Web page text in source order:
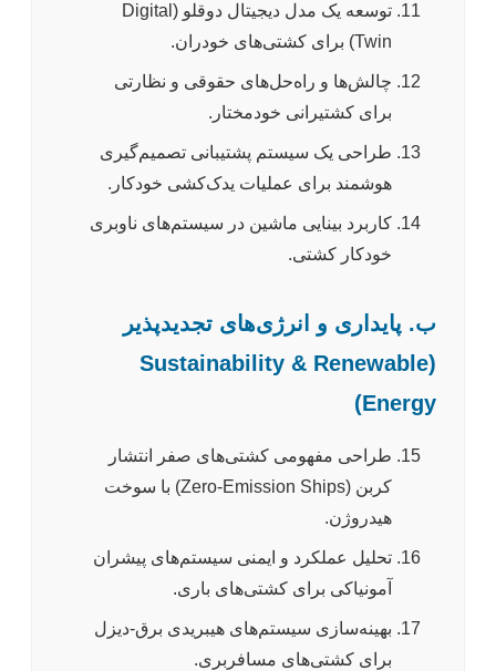
توسعه یک مدل دیجیتال دوقلو (Digital
Twin) برای کشتی‌های خودران.
چالش‌ها و راه‌حل‌های حقوقی و نظارتی
برای کشتیرانی خودمختار.
طراحی یک سیستم پشتیبانی تصمیم‌گیری
هوشمند برای عملیات یدک‌کشی خودکار.
کاربرد بینایی ماشین در سیستم‌های ناوبری
خودکار کشتی.
ب. پایداری و انرژی‌های تجدیدپذیر
(Sustainability & Renewable
Energy)
طراحی مفهومی کشتی‌های صفر انتشار
کربن (Zero-Emission Ships) با سوخت
هیدروژن.
تحلیل عملکرد و ایمنی سیستم‌های پیشران
آمونیاکی برای کشتی‌های باری.
بهینه‌سازی سیستم‌های هیبریدی برق-دیزل
برای کشتی‌های مسافربری.